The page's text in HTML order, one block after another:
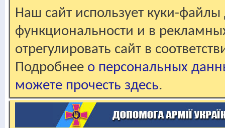
Наш сайт использует куки-файлы
функциональности и в
отрегулировать сайт в
Подробнее о персональных
можете прочесть здесь.